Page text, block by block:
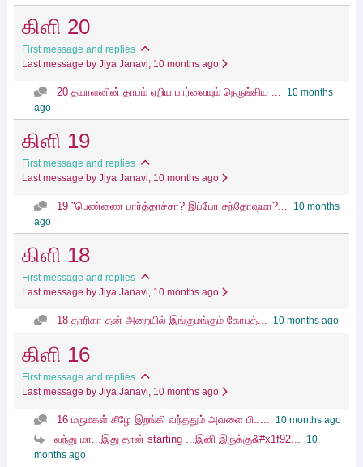
கிளி 20
First message and replies
Last message by Jiya Janavi, 10 months ago
20 தயாளனின் தாபம் ஏறிய பார்வையும் நெருங்கிய ...
10 months
ago
கிளி 19
First message and replies
Last message by Jiya Janavi, 10 months ago
19 "பெண்ணை பார்த்தாச்சா? இப்போ சந்தோஷமா?...
10 months
ago
கிளி 18
First message and replies
Last message by Jiya Janavi, 10 months ago
18 தாரிகா தன் அறையில் இங்குமங்கும் கோபத்... 10 months ago
கிளி 16
First message and replies
Last message by Jiya Janavi, 10 months ago
16 மருமகள் கீழே இறங்கி வந்ததும் அவளை பிட... 10 months ago
வந்து மா...இது தான் starting ...இனி இருக்கு&#x1f92...
10
months ago